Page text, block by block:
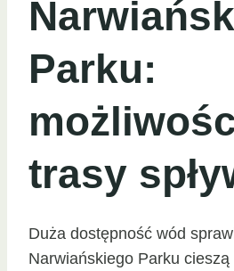
Parku:
trasy
Duża dostępność wód
Narwiańskiego Parku cieszą